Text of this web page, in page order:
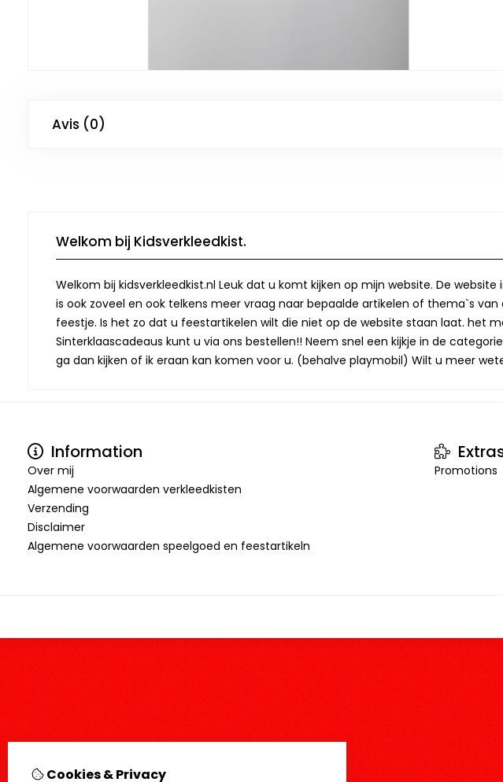
Avis (0)
Welkom bij Kidsverkleedkist.
Welkom bij kidsverkleedkist.nl Leuk dat u komt kijken op mijn website. De
is ook zoveel en ook telkens meer vraag naar bepaalde artikelen of thema`s
feestje. Is het zo dat u feestartikelen wilt die niet op de website staan laat. het
Sinterklaascadeaus kunt u via ons bestellen!! Neem snel een kijkje in de
ga dan kijken of ik eraan kan komen voor u. (behalve playmobil) Wilt u meer
Information
Over mij
Algemene voorwaarden verkleedkisten
Verzending
Disclaimer
Algemene voorwaarden speelgoed en feestartikeln
Promotions
Cookies & Privacy